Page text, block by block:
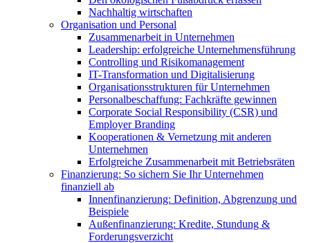
Nachhaltig wirtschaften
Organisation und Personal
Zusammenarbeit in Unternehmen
Leadership: erfolgreiche Unternehmensführung
Controlling und Risikomanagement
IT-Transformation und Digitalisierung
Organisationsstrukturen für Unternehmen
Personalbeschaffung: Fachkräfte gewinnen
Corporate Social Responsibility (CSR) und
Employer Branding
Kooperationen & Vernetzung mit anderen
Unternehmen
Erfolgreiche Zusammenarbeit mit Betriebsräten
Finanzierung: So sichern Sie Ihr Unternehmen
finanziell ab
Innenfinanzierung: Definition, Abgrenzung und
Beispiele
Außenfinanzierung: Kredite, Stundung &
Forderungsverzicht